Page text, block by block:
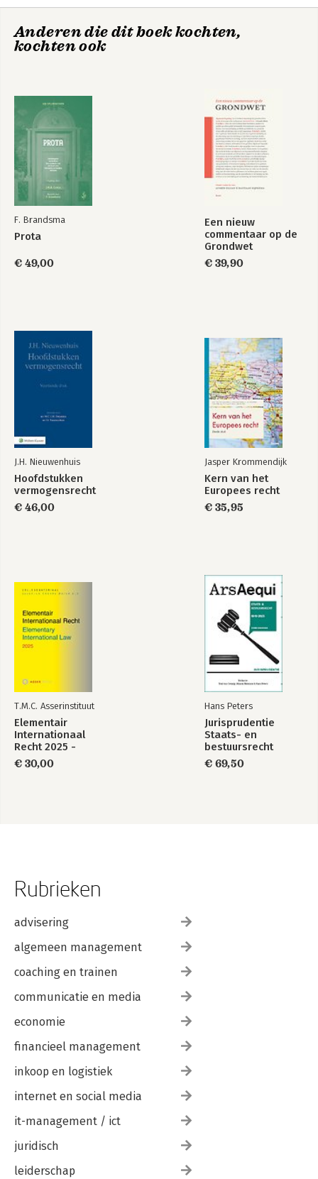
Onroerende zaken,
btw en
Over betalen met
data, btw en DST
Anderen die dit boek kochten,
kochten ook
F. Brandsma
Prota
€ 49,00
Een nieuw
commentaar op de
Grondwet
€ 39,90
J.H. Nieuwenhuis
Hoofdstukken
vermogensrecht
€ 46,00
Jasper Krommendijk
Kern van het
Europees recht
€ 35,95
T.M.C. Asserinstituut
Elementair
Internationaal
Recht 2025 -
Elementary
International Law
€ 30,00
Hans Peters
Jurisprudentie
Staats- en
bestuursrecht
1849-2025
€ 69,50
Rubrieken
advisering
algemeen management
coaching en trainen
communicatie en media
economie
financieel management
inkoop en logistiek
internet en social media
it-management / ict
juridisch
leiderschap